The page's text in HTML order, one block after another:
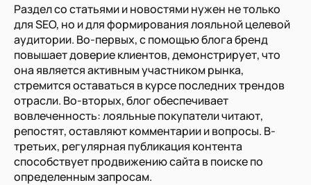
Раздел со статьями и новостями нужен не только
для SEO, но и для формирования лояльной целевой
аудитории. Во-первых, с помощью блога бренд
повышает доверие клиентов, демонстрирует, что
она является активным участником рынка,
стремится оставаться в курсе последних трендов
отрасли. Во-вторых, блог обеспечивает
вовлеченность: лояльные покупатели читают,
репостят, оставляют комментарии и вопросы. В-
третьих, регулярная публикация контента
способствует продвижению сайта в поиске по
определенным запросам.